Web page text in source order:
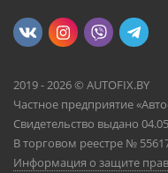
2019 - 2026 © AUTOFIX.BY
Частное предприятие
Свидетельство выдано
В торговом реестре №
Информация о защите